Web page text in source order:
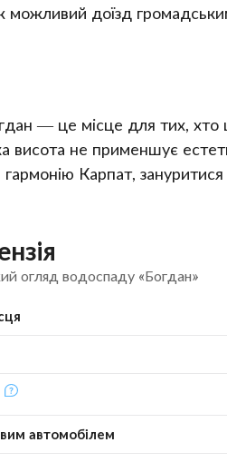
можливий доїзд
— це місце для тих, хто
висота не применшує
гармонію Карпат,
огляд водоспаду «Богдан»
автомобілем